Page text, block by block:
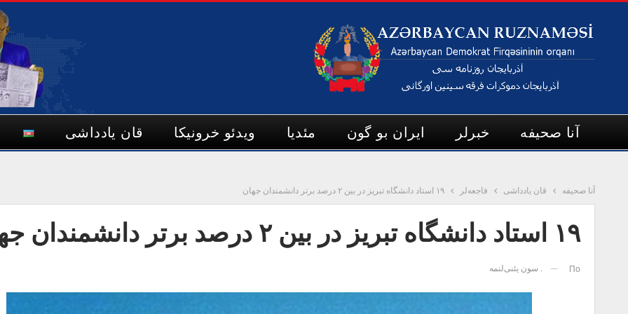
آنا صحیفه خبرلر ایران بو گون مئدیا ویدئو خرونیکا قان یادداشی
آنا صحیفه قان یادداشی فاجعه‌لر ۱۹ استاد دانشگاه تبریز در بین ۲ درصد برتر دانشمندان جهان
۱۹ استاد دانشگاه تبریز در بین ۲ درصد برتر دانشمندان جهان
По . سون یئنی‌لنمه